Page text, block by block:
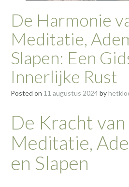
De Harmonie
Meditatie,
Slapen: Een
Innerlijke Rust
Posted on 11 augustus 2024by
De Kracht van
Meditatie,
en Slapen